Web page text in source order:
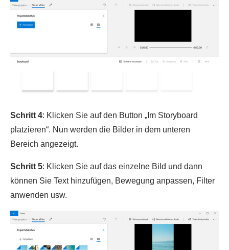
Schritt 4: Klicken Sie auf den Button „Im Storyboard
platzieren“. Nun werden die Bilder in dem unteren
Bereich angezeigt.
Schritt 5: Klicken Sie auf das einzelne Bild und dann
können Sie Text hinzufügen, Bewegung anpassen, Filter
anwenden usw.